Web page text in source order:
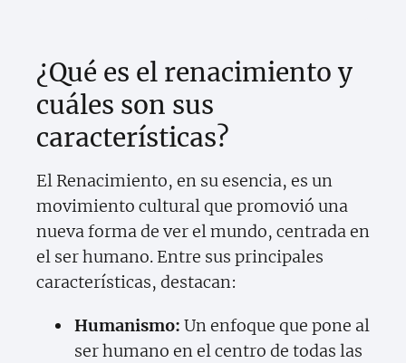
¿Qué es el renacimiento y
cuáles son sus
características?
El Renacimiento, en su esencia, es un
movimiento cultural que promovió una
nueva forma de ver el mundo, centrada en
el ser humano. Entre sus principales
características, destacan:
Humanismo: Un enfoque que pone al
ser humano en el centro de todas las